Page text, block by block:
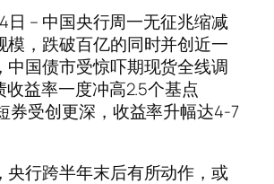
日 – 中国央行周一无征兆缩减
模，跌破百亿的同时并创近一
中国债市受惊吓期现货全线调
收益率一度冲高2.5个基点
券受创更深，收益率升幅达4-7
央行跨半年末后有所动作，或